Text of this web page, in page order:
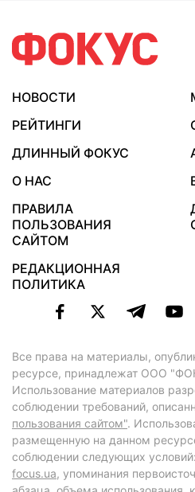
НОВОСТИ
РЕЙТИНГИ
ДЛИННЫЙ ФОКУС
О НАС
ПРАВИЛА
ПОЛЬЗОВАНИЯ
САЙТОМ
РЕДАКЦИОННАЯ
ПОЛИТИКА
Все права на материалы,
ресурсе, принадлежат ООО
Использование материалов
соблюдении требований,
пользования сайтом".
размещенную на данном
соблюдении следующих
focus.ua, упоминания